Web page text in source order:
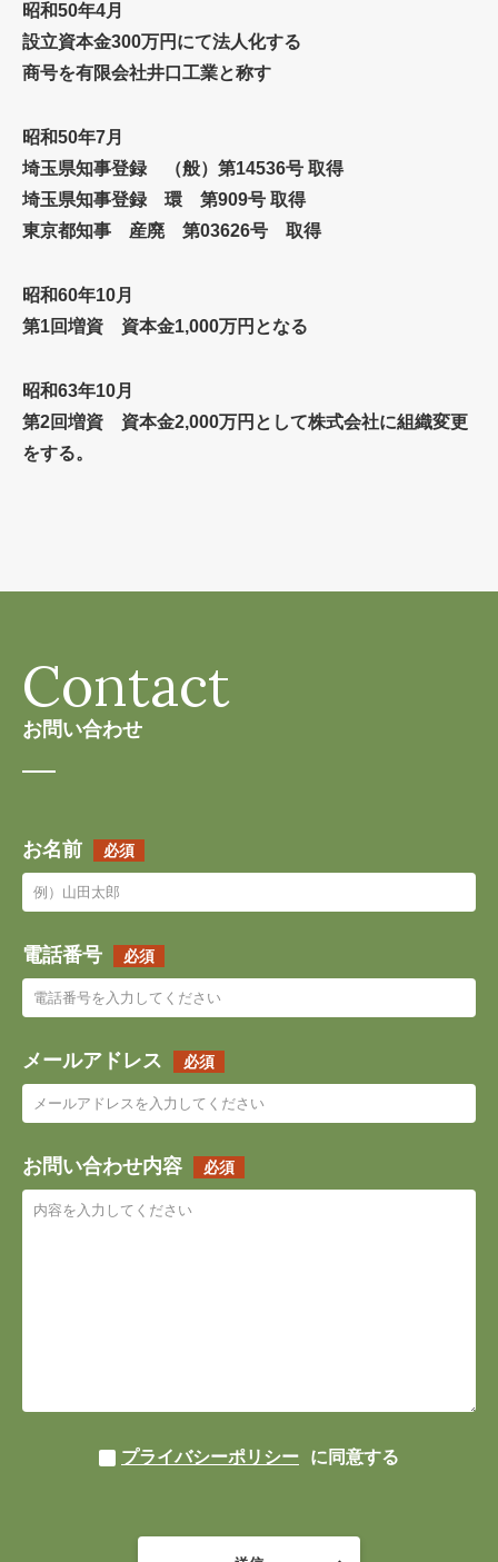
昭和50年4月
設立資本金300万円にて法人化する
商号を有限会社井口工業と称す
昭和50年7月
埼玉県知事登録 （般）第14536号 取得
埼玉県知事登録 環 第909号 取得
東京都知事 産廃 第03626号 取得
昭和60年10月
第1回増資 資本金1,000万円となる
昭和63年10月
第2回増資 資本金2,000万円として株式会社に組織変更
をする。
Contact
お問い合わせ
お名前 必須
電話番号 必須
メールアドレス 必須
お問い合わせ内容 必須
プライバシーポリシー に同意する